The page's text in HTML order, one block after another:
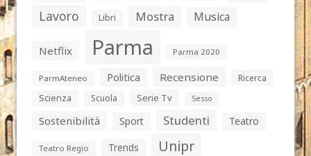
Lavoro Libri Mostra Musica
Netflix Parma Parma 2020
ParmAteneo Politica Recensione
Ricerca
Scienza
Scuola Serie Tv Sesso
Sostenibilità Sport Studenti Teatro
Teatro Regio Trends Unipr